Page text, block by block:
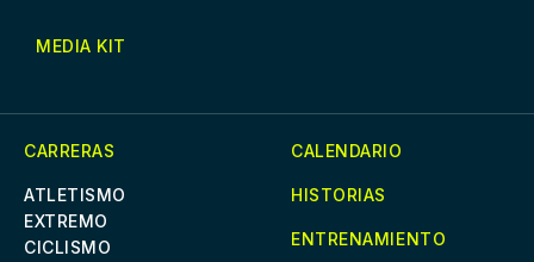
MEDIA KIT
CARRERAS
ATLETISMO
EXTREMO
CICLISMO
CALENDARIO
HISTORIAS
ENTRENAMIENTO